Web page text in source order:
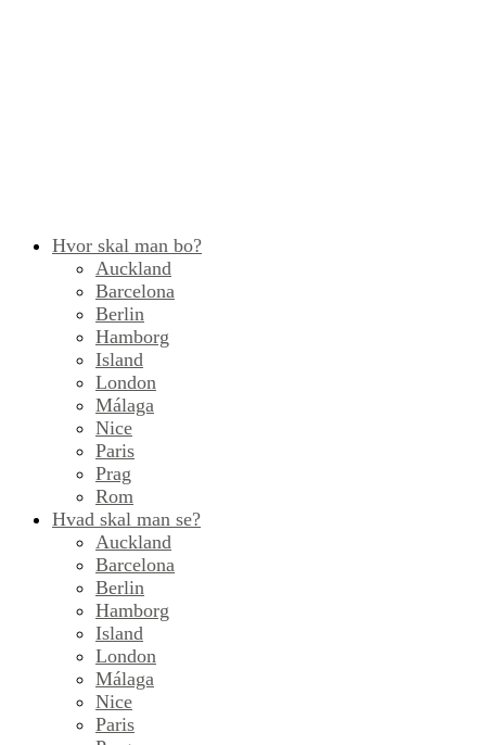
Hvor skal man bo?
Auckland
Barcelona
Berlin
Hamborg
Island
London
Málaga
Nice
Paris
Prag
Rom
Hvad skal man se?
Auckland
Barcelona
Berlin
Hamborg
Island
London
Málaga
Nice
Paris